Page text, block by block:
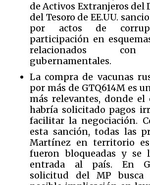
de Activos Extranjeros del
del Tesoro de EE.UU.
por actos de
participación en
relacionados con
gubernamentales.
La compra de vacunas
por más de GTQ614M es
más relevantes, donde el
habría solicitado pagos
facilitar la negociación.
esta sanción, todas las
Martínez en territorio
fueron bloqueadas y se
entrada al país. En
solicitud del MP busca